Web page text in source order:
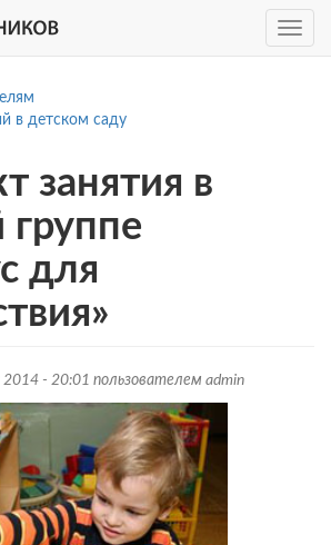
Toggle
в детском саду
занятия в
группе
для
- 20:01 пользователем admin